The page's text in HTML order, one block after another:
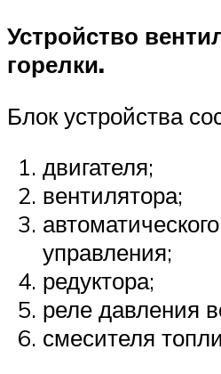
Устройство
горелки.
Блок устройства
двигателя;
вентилятора;
управления;
редуктора;
реле давления
смесителя